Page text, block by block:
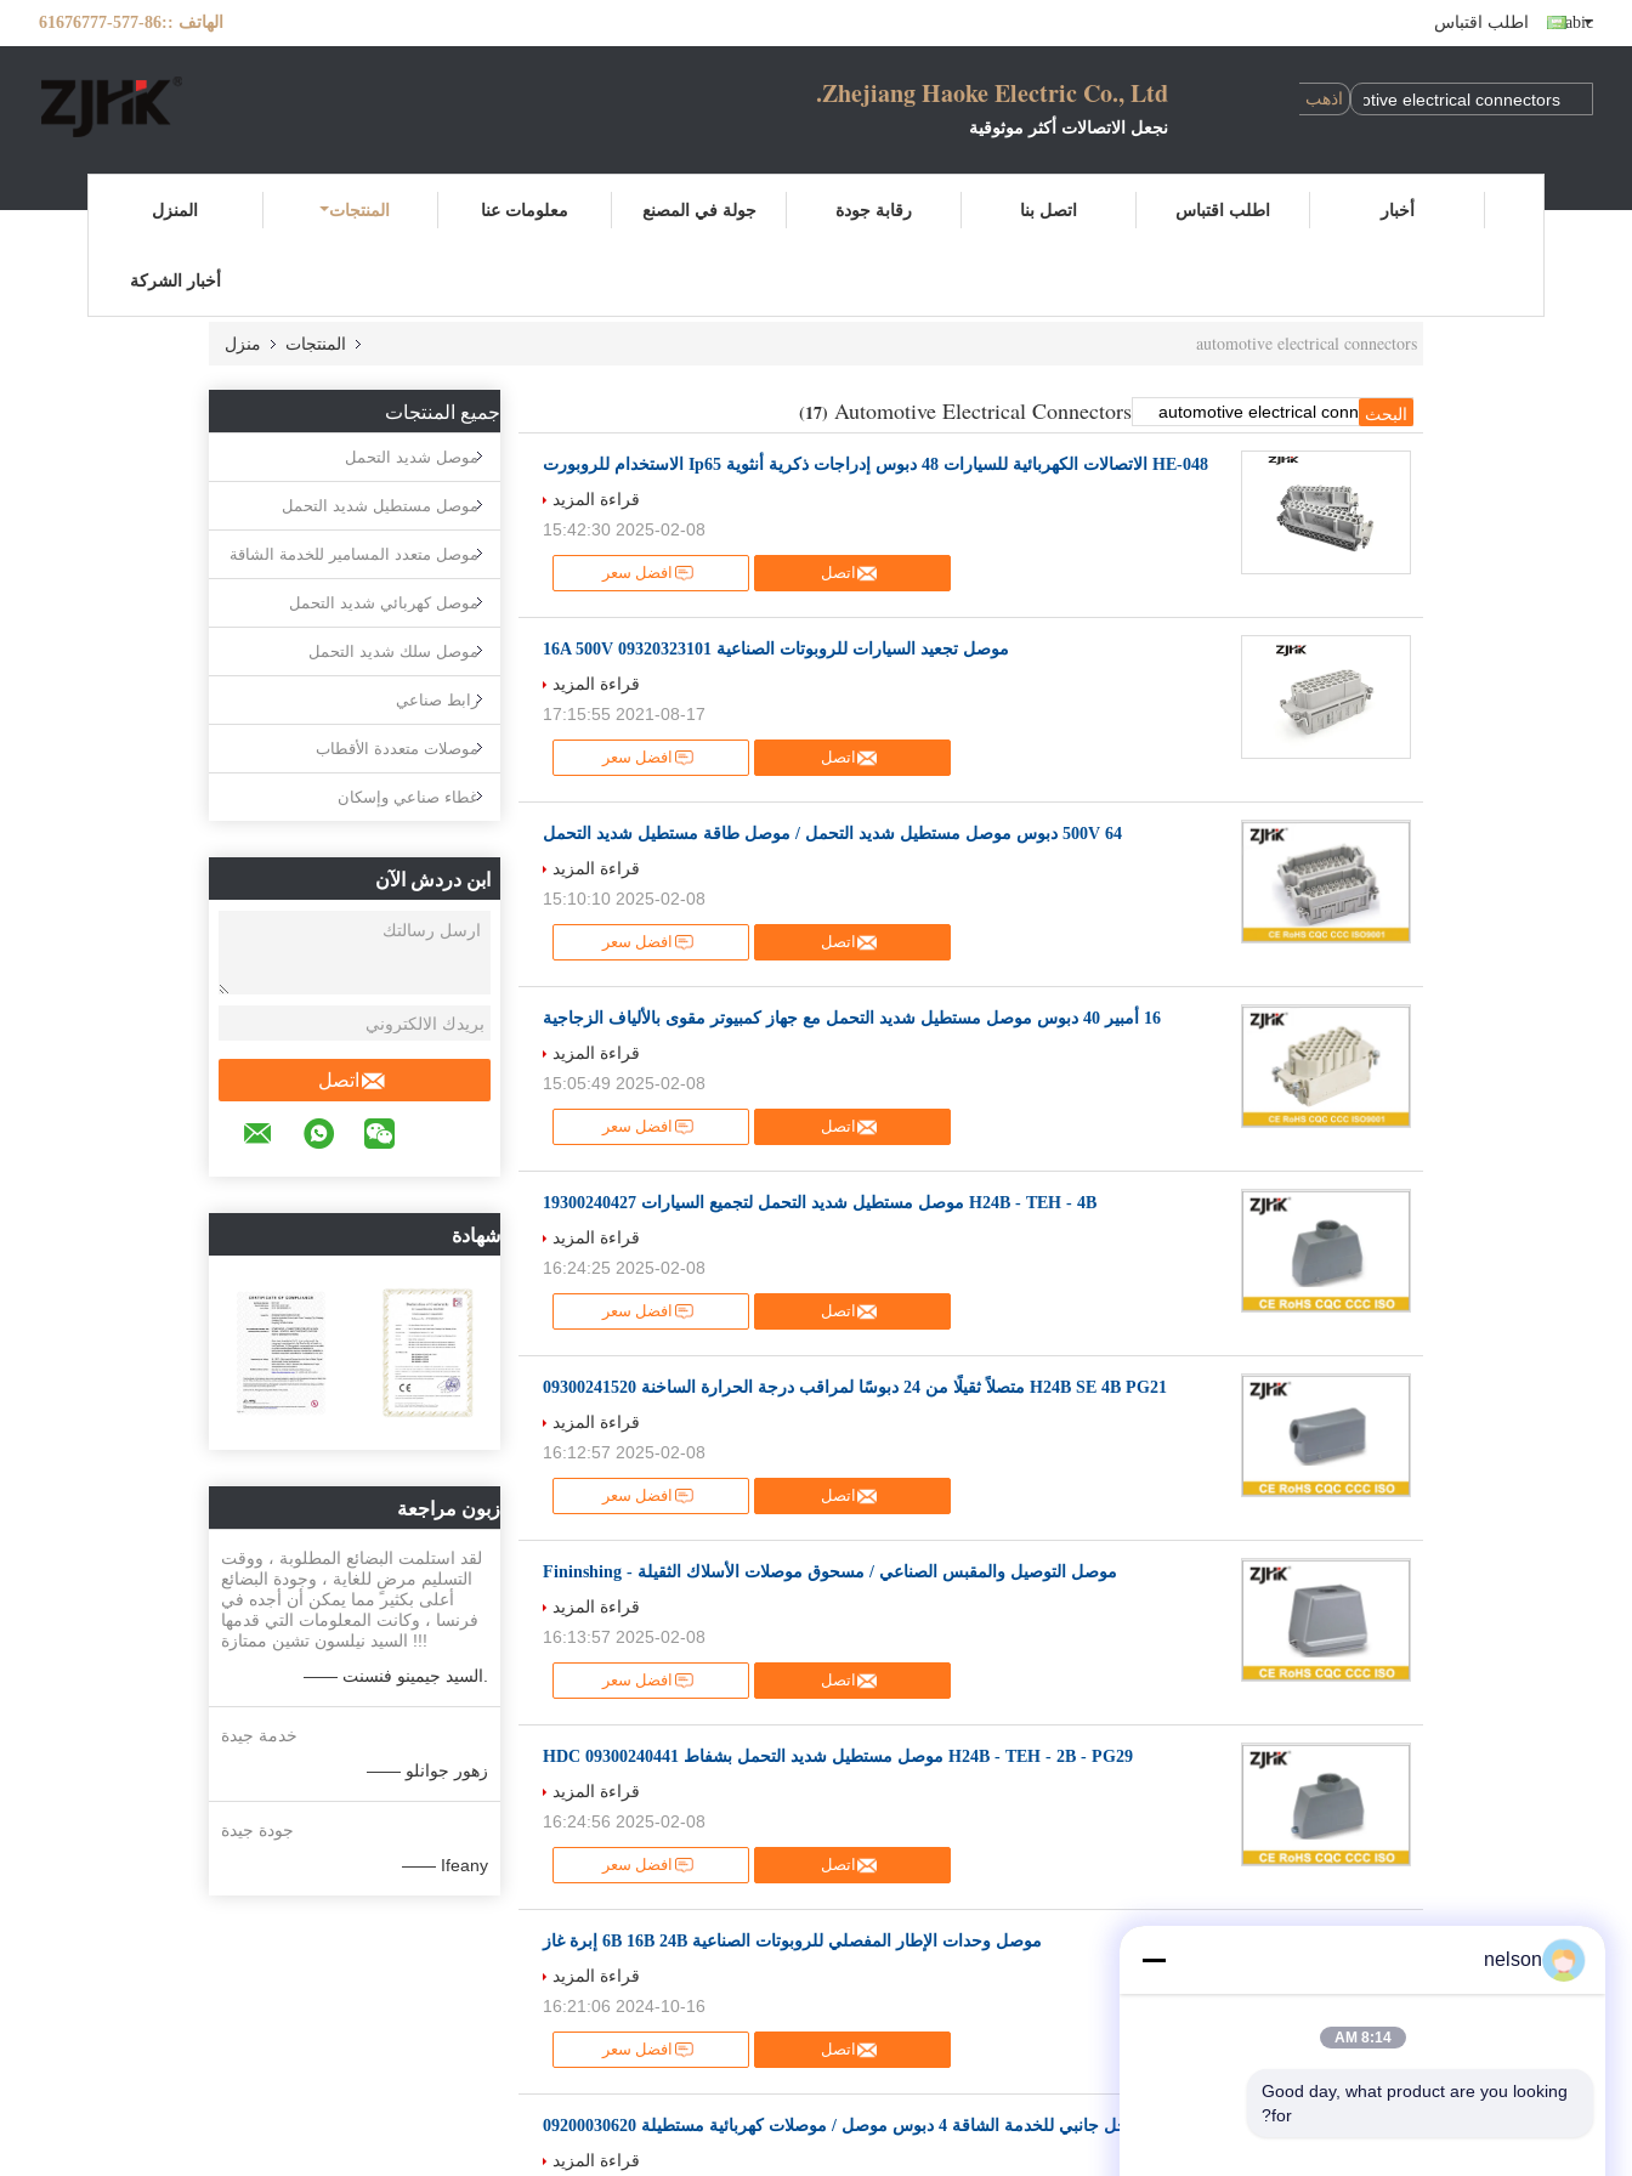
الهاتف ::86-577-61676777 اطلب اقتباس Arabic
Zhejiang Haoke Electric Co., Ltd.
نجعل الاتصالات أكثر موثوقية
اتصل بنا:
المنزل المنتجات معلومات عنا جولة في المصنع رقابة جودة اتصل بنا اطلب اقتباس أخبار
أخبار الشركة
منزل المنتجات automotive electrical connectors
جميع المنتجات
موصل شديد التحمل
موصل مستطيل شديد التحمل
موصل متعدد المسامير للخدمة الشاقة
موصل كهربائي شديد التحمل
موصل سلك شديد التحمل
رابط صناعي
موصلات متعددة الأقطاب
غطاء صناعي وإسكان
ابن دردش الآن
اتصل
شهادة
زبون مراجعة
لقد استلمت البضائع المطلوبة ، ووقت
التسليم مرضٍ للغاية ، وجودة البضائع
أعلى بكثير مما يمكن أن أجده في
فرنسا ، وكانت المعلومات التي قدمها
السيد نيلسون تشين ممتازة !!!
خدمة جيدة
—— زهور جوانلو
جودة جيدة
—— Ifeany
Automotive Electrical Connectors
(17)
HE-048 الاتصالات الكهربائية للسيارات 48 دبوس إدراجات ذكرية أنثوية Ip65 الاستخدام للروبورت
اتصل افضل سعر
قراءة المزيد
2025-02-08 15:42:30
موصل تجعيد السيارات للروبوتات الصناعية 16A 500V 09320323101
اتصل افضل سعر
قراءة المزيد
2021-08-17 17:15:55
500V 64 دبوس موصل مستطيل شديد التحمل / موصل طاقة مستطيل شديد التحمل
اتصل افضل سعر
قراءة المزيد
2025-02-08 15:10:10
16 أمبير 40 دبوس موصل مستطيل شديد التحمل مع جهاز كمبيوتر مقوى بالألياف الزجاجية
اتصل افضل سعر
قراءة المزيد
2025-02-08 15:05:49
H24B - TEH - 4B موصل مستطيل شديد التحمل لتجميع السيارات 19300240427
اتصل افضل سعر
قراءة المزيد
2025-02-08 16:24:25
H24B SE 4B PG21 متصلاً ثقيلًا من 24 دبوسًا لمراقب درجة الحرارة الساخنة 09300241520
اتصل افضل سعر
قراءة المزيد
2025-02-08 16:12:57
موصل التوصيل والمقبس الصناعي / مسحوق موصلات الأسلاك الثقيلة - Fininshing
اتصل افضل سعر
قراءة المزيد
2025-02-08 16:13:57
H24B - TEH - 2B - PG29 موصل مستطيل شديد التحمل بشفاط HDC 09300240441
اتصل افضل سعر
قراءة المزيد
2025-02-08 16:24:56
موصل وحدات الإطار المفصلي للروبوتات الصناعية 6B 16B 24B إبرة غاز
اتصل افضل سعر
قراءة المزيد
2024-10-16 16:21:06
مدخل جانبي للخدمة الشاقة 4 دبوس موصل / موصلات كهربائية مستطيلة 09200030620
قراءة المزيد
nelson
8:14 AM
Good day, what product are you looking
for?